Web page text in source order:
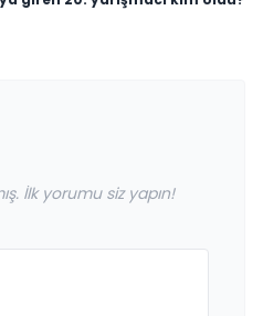
İlk yorumu siz yapın!